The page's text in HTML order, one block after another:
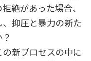
絶があった場合、
抑圧と暴力の新た
新プロセスの中に